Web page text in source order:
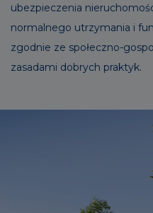
ubezpieczenia
normalnego utrzymania i
zgodnie ze społeczno-
zasadami dobrych praktyk.